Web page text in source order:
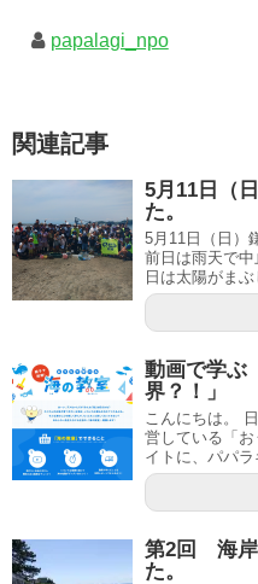
papalagi_npo
関連記事
5月11日（
た。
5月11日（日）
前日は雨天で
日は太陽がま
動画で学ぶ
界？！」
こんにちは。
営している「
イトに、パパラ
第2回 海岸
た。